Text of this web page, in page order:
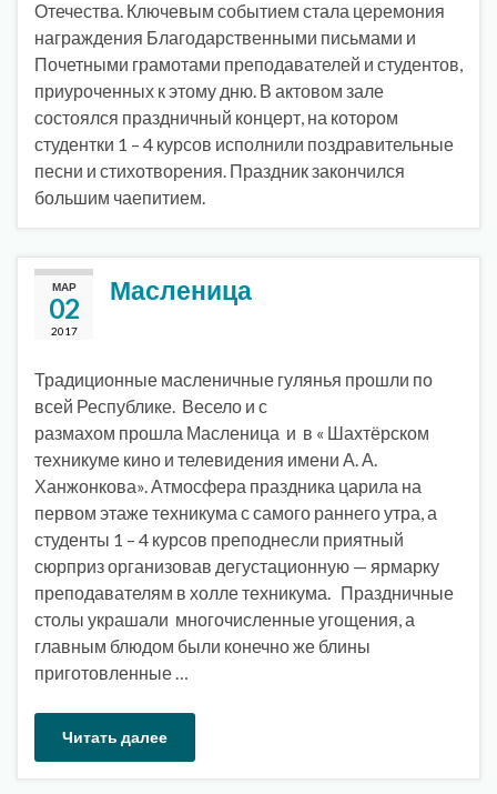
Отечества. Ключевым событием стала церемония
награждения Благодарственными письмами и
Почетными грамотами преподавателей и студентов,
приуроченных к этому дню. В актовом зале
состоялся праздничный концерт, на котором
студентки 1 – 4 курсов исполнили поздравительные
песни и стихотворения. Праздник закончился
большим чаепитием.
МАР
02
2017
Масленица
Традиционные масленичные гулянья прошли по
всей Республике. Весело и с
размахом прошла Масленица и в « Шахтёрском
техникуме кино и телевидения имени А. А.
Ханжонкова». Атмосфера праздника царила на
первом этаже техникума с самого раннего утра, а
студенты 1 – 4 курсов преподнесли приятный
сюрприз организовав дегустационную — ярмарку
преподавателям в холле техникума. Праздничные
столы украшали многочисленные угощения, а
главным блюдом были конечно же блины
приготовленные …
Читать далее